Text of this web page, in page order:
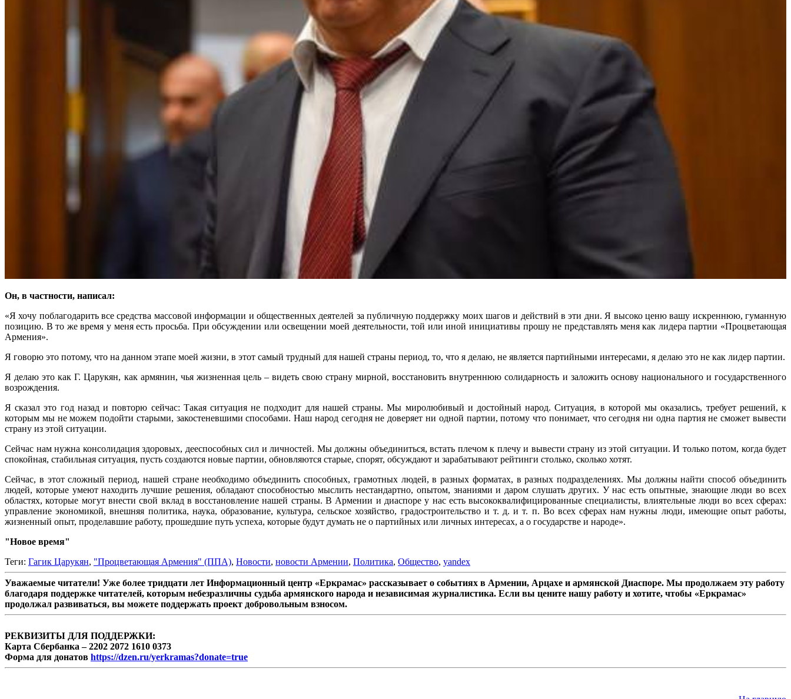
Он, в частности, написал:
«Я хочу поблагодарить все средства массовой информации и общественных деятелей за публичную поддержку моих шагов и действий в эти дни. Я высоко ценю вашу искреннюю, гуманную
позицию. В то же время у меня есть просьба. При обсуждении или освещении моей деятельности, той или иной инициативы прошу не представлять меня как лидера партии «Процветающая
Армения».
Я говорю это потому, что на данном этапе моей жизни, в этот самый трудный для нашей страны период, то, что я делаю, не является партийными интересами, я делаю это не как лидер партии.
Я делаю это как Г. Царукян, как армянин, чья жизненная цель – видеть свою страну мирной, восстановить внутреннюю солидарность и заложить основу национального и государственного
возрождения.
Я сказал это год назад и повторю сейчас: Такая ситуация не подходит для нашей страны. Мы миролюбивый и достойный народ. Ситуация, в которой мы оказались, требует решений, к
которым мы не можем подойти старыми, закостеневшими способами. Наш народ сегодня не доверяет ни одной партии, потому что понимает, что сегодня ни одна партия не сможет вывести
страну из этой ситуации.
Сейчас нам нужна консолидация здоровых, дееспособных сил и личностей. Мы должны объединиться, встать плечом к плечу и вывести страну из этой ситуации. И только потом, когда будет
спокойная, стабильная ситуация, пусть создаются новые партии, обновляются старые, спорят, обсуждают и зарабатывают рейтинги столько, сколько хотят.
Сейчас, в этот сложный период, нашей стране необходимо объединить способных, грамотных людей, в разных форматах, в разных подразделениях. Мы должны найти способ объединить
людей, которые умеют находить лучшие решения, обладают способностью мыслить нестандартно, опытом, знаниями и даром слушать других. У нас есть опытные, знающие люди во всех
областях, которые могут внести свой вклад в восстановление нашей страны. В Армении и диаспоре у нас есть высококвалифицированные специалисты, влиятельные люди во всех сферах:
управление экономикой, внешняя политика, наука, образование, культура, сельское хозяйство, градостроительство и т. д. и т. п. Во всех сферах нам нужны люди, имеющие опыт работы,
жизненный опыт, проделавшие работу, прошедшие путь успеха, которые будут думать не о партийных или личных интересах, а о государстве и народе».
"Новое время"
Теги: Гагик Царукян, "Процветающая Армения" (ППА), Новости, новости Армении, Политика, Общество, yandex
Уважаемые читатели! Уже более тридцати лет Информационный центр «Еркрамас» рассказывает о событиях в Армении, Арцахе и армянской Диаспоре. Мы продолжаем эту работу
благодаря поддержке читателей, которым небезразличны судьба армянского народа и независимая журналистика. Если вы цените нашу работу и хотите, чтобы «Еркрамас»
продолжал развиваться, вы можете поддержать проект добровольным взносом.
РЕКВИЗИТЫ ДЛЯ ПОДДЕРЖКИ:
Карта Сбербанка – 2202 2072 1610 0373
Форма для донатов https://dzen.ru/yerkramas?donate=true